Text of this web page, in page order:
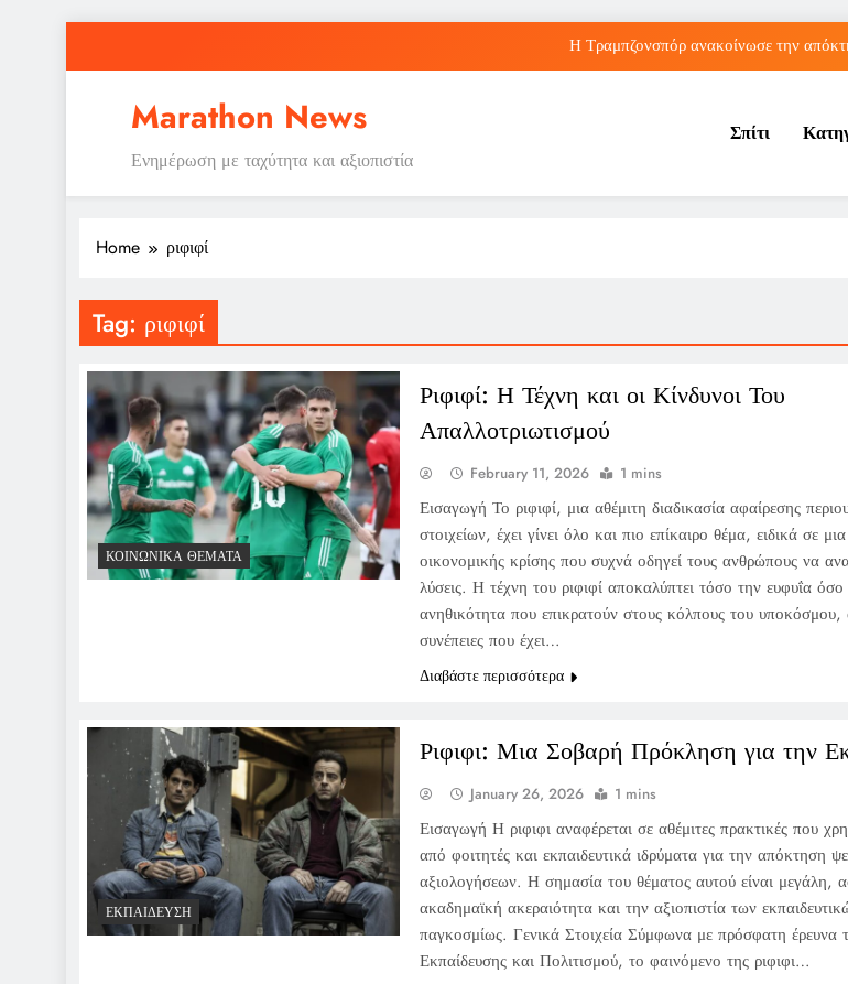
Η Τραμπζονσπόρ ανακοίνωσε την
Τορόντο:
Η Τραμπζονσπόρ ανακοίνωσε την
Ελληνικές διακρίσεις στο Παγκόσμιο Κ20: Πέμπτη
Marathon News
Ενημέρωση με ταχύτητα και αξιοπιστία
Σπίτι
Home ριφιφί
Tag: ριφιφί
ΚΟΙΝΩΝΙΚΆ ΘΈΜΑΤΑ
Ριφιφί: Η Τέχνη και οι Κίνδυνοι Του
Απαλλοτριωτισμού
February 11, 2026 1 mins
Εισαγωγή Το ριφιφί, μια αθέμιτη διαδικασία αφαίρεσης
στοιχείων, έχει γίνει όλο και πιο επίκαιρο θέμα, ειδικά σε
οικονομικής κρίσης που συχνά οδηγεί τους ανθρώπους να
λύσεις. Η τέχνη του ριφιφί αποκαλύπτει τόσο την ευφυΐα
ανηθικότητα που επικρατούν στους κόλπους του υποκόσμου,
συνέπειες που έχει…
Διαβάστε περισσότερα
ΕΚΠΑΊΔΕΥΣΗ
Ριφιφι: Μια Σοβαρή Πρόκληση για την
January 26, 2026 1 mins
Εισαγωγή Η ριφιφι αναφέρεται σε αθέμιτες πρακτικές που
από φοιτητές και εκπαιδευτικά ιδρύματα για την απόκτηση
αξιολογήσεων. Η σημασία του θέματος αυτού είναι μεγάλη,
ακαδημαϊκή ακεραιότητα και την αξιοπιστία των
παγκοσμίως. Γενικά Στοιχεία Σύμφωνα με πρόσφατη έρευνα
Εκπαίδευσης και Πολιτισμού, το φαινόμενο της ριφιφι…